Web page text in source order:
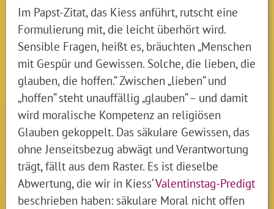
Im Papst-Zitat, das Kiess anführt, rutscht eine
Formulierung mit, die leicht überhört wird.
Sensible Fragen, heißt es, bräuchten „Menschen
mit Gespür und Gewissen. Solche, die lieben, die
glauben, die hoffen.“ Zwischen „lieben“ und
„hoffen“ steht unauffällig „glauben“ – und damit
wird moralische Kompetenz an religiösen
Glauben gekoppelt. Das säkulare Gewissen, das
ohne Jenseitsbezug abwägt und Verantwortung
trägt, fällt aus dem Raster. Es ist dieselbe
Abwertung, die wir in Kiess‘Valentinstag-Predigt
beschrieben haben: säkulare Moral nicht offen